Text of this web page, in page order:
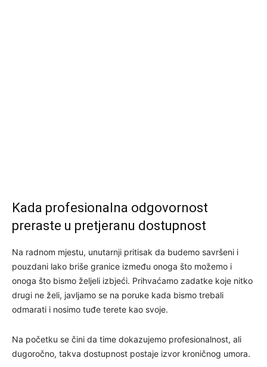
Kada profesionalna odgovornost
preraste u pretjeranu dostupnost
Na radnom mjestu, unutarnji pritisak da budemo savršeni i
pouzdani lako briše granice između onoga što možemo i
onoga što bismo željeli izbjeći. Prihvaćamo zadatke koje nitko
drugi ne želi, javljamo se na poruke kada bismo trebali
odmarati i nosimo tuđe terete kao svoje.
Na početku se čini da time dokazujemo profesionalnost, ali
dugoročno, takva dostupnost postaje izvor kroničnog umora.